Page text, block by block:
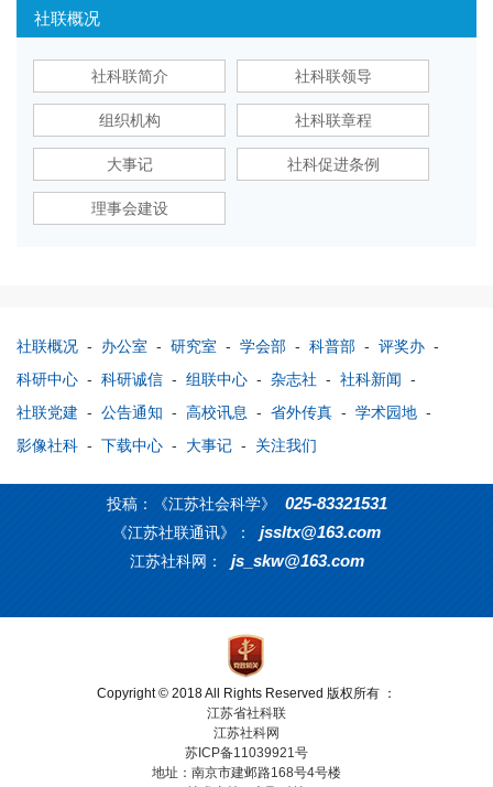
社联概况
社科联简介 社科联领导
组织机构 社科联章程
大事记 社科促进条例
理事会建设
社联概况 - 办公室 - 研究室 - 学会部 - 科普部 - 评奖办 -
科研中心 - 科研诚信 - 组联中心 - 杂志社 - 社科新闻 -
社联党建 - 公告通知 - 高校讯息 - 省外传真 - 学术园地 -
影像社科 - 下载中心 - 大事记 - 关注我们
投稿：《江苏社会科学》 025-83321531
《江苏社联通讯》： jssltx@163.com
江苏社科网： js_skw@163.com
Copyright © 2018 All Rights Reserved 版权所有 ：
江苏省社科联
江苏社科网
苏ICP备11039921号
地址：南京市建邺路168号4号楼